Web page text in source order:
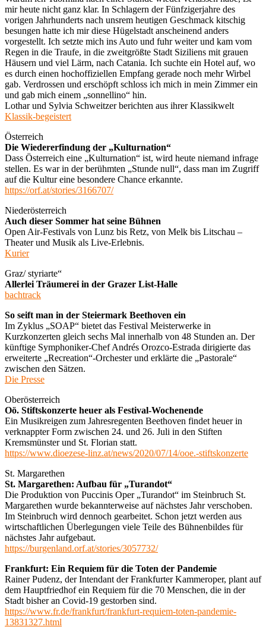
mir heute nicht ganz klar. In Schlagern der Fünfzigerjahre des
vorigen Jahrhunderts nach unsrem heutigen Geschmack kitschig
besungen hatte ich mir diese Hügelstadt anscheinend anders
vorgestellt. Ich setzte mich ins Auto und fuhr weiter und kam vom
Regen in die Traufe, in die zweitgrößte Stadt Siziliens mit grauen
Häusern und viel Lärm, nach Catania. Ich suchte ein Hotel auf, wo
es durch einen hochoffiziellen Empfang gerade noch mehr Wirbel
gab. Verdrossen und erschöpft schloss ich mich in mein Zimmer ein
und gab mich einem „sonnellino“ hin.
Lothar und Sylvia Schweitzer berichten aus ihrer Klassikwelt
Klassik-begeistert
Österreich
Die Wiedererfindung der „Kulturnation“
Dass Österreich eine „Kulturnation“ ist, wird heute niemand infrage
stellen. Es war in der berühmten „Stunde null“, dass man im Zugriff
auf die Kultur eine besondere Chance erkannte.
https://orf.at/stories/3166707/
Niederösterreich
Auch dieser Sommer hat seine Bühnen
Open Air-Festivals von Lunz bis Retz, von Melk bis Litschau –
Theater und Musik als Live-Erlebnis.
Kurier
Graz/ styriarte“
Allerlei Träumerei in der Grazer List-Halle
bachtrack
So seift man in der Steiermark Beethoven ein
Im Zyklus „SOAP“ bietet das Festival Meisterwerke in
Kurzkonzerten gleich sechs Mal innerhalb von 48 Stunden an. Der
künftige Symphoniker-Chef Andrés Orozco-Estrada dirigierte das
erweiterte „Recreation“-Orchester und erklärte die „Pastorale“
zwischen den Sätzen.
Die Presse
Oberösterreich
Oö. Stiftskonzerte heuer als Festival-Wochenende
Ein Musikreigen zum Jahresregenten Beethoven findet heuer in
verknappter Form zwischen 24. und 26. Juli in den Stiften
Kremsmünster und St. Florian statt.
https://www.dioezese-linz.at/news/2020/07/14/ooe.-stiftskonzerte
St. Margarethen
St. Margarethen: Aufbau für „Turandot“
Die Produktion von Puccinis Oper „Turandot“ im Steinbruch St.
Margarethen wurde bekannterweise auf nächstes Jahr verschoben.
Im Steinbruch wird dennoch gearbeitet. Schon jetzt werden aus
wirtschaftlichen Überlegungen viele Teile des Bühnenbildes für
nächstes Jahr aufgebaut.
https://burgenland.orf.at/stories/3057732/
Frankfurt: Ein Requiem für die Toten der Pandemie
Rainer Pudenz, der Intendant der Frankfurter Kammeroper, plant auf
dem Hauptfriedhof ein Requiem für die 70 Menschen, die in der
Stadt bisher an Covid-19 gestorben sind.
https://www.fr.de/frankfurt/frankfurt-requiem-toten-pandemie-
13831327.html